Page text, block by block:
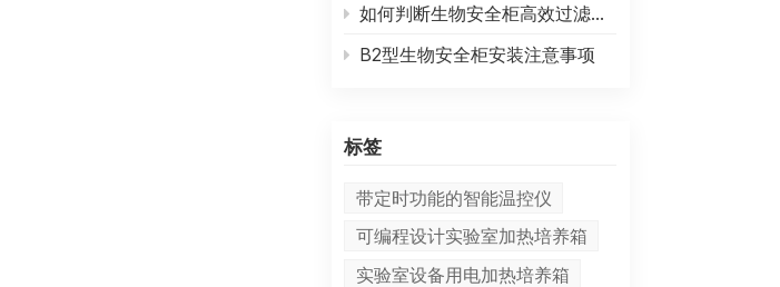
如何判断生物安全柜高效过滤器需要更换
B2型生物安全柜安装注意事项
标签
带定时功能的智能温控仪
可编程设计实验室加热培养箱
实验室设备用电加热培养箱